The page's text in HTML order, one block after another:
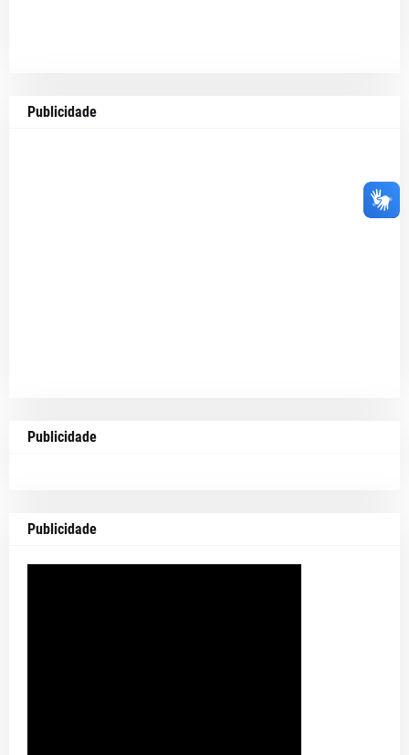
Publicidade
Publicidade
Publicidade